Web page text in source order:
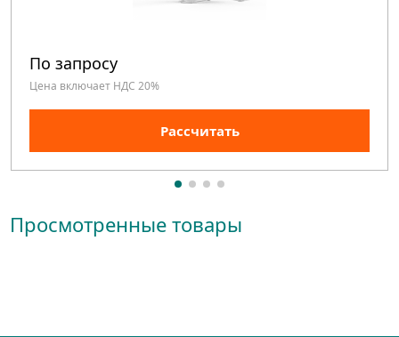
По запросу
Цена включает НДС 20%
Рассчитать
Просмотренные товары